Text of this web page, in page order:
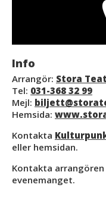
Info
Arrangör: Stora
Tel: 031-368 32 99
Mejl:
Hemsida:
Kontakta
eller hemsidan.
Kontakta
evenemanget.